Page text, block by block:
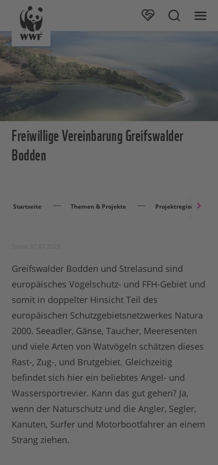
Freiwillige Vereinbarung Greifswalder
Bodden
Startseite Themen & Projekte Projektregionen
Greifswalder Bodden und Strelasund sind
europäisches Vogelschutz- und FFH-Gebiet und
somit in doppelter Hinsicht Teil des
europäischen Schutzgebietsnetzwerkes Natura
2000. Seeadler, Gänse, Taucher, Meeresenten
und viele Arten von Watvögeln schätzen dieses
Rast-, Zug-, und Brutgebiet. Gleichzeitig
befindet sich hier ein beliebtes Angel- und
Wassersportrevier. Kann das gut gehen? Ja,
wenn der Naturschutz und die Angler, Segler,
Kanuten, Surfer und Motorbootfahrer an einem
Strang ziehen.